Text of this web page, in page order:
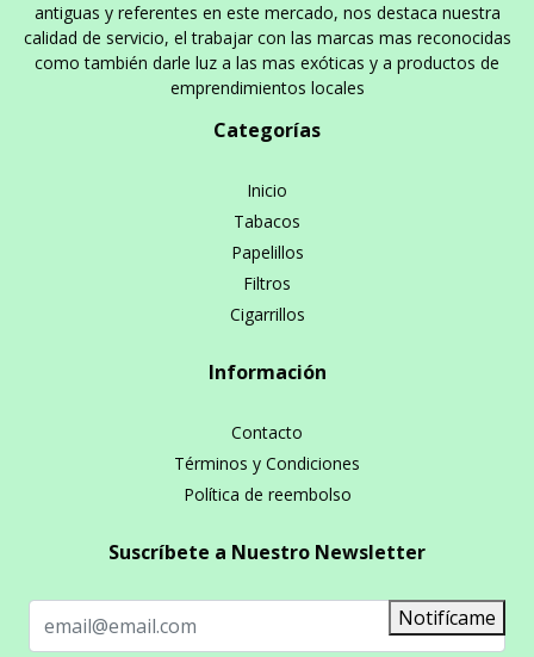
antiguas y referentes en este mercado, nos destaca nuestra
calidad de servicio, el trabajar con las marcas mas reconocidas
como también darle luz a las mas exóticas y a productos de
emprendimientos locales
Categorías
Inicio
Tabacos
Papelillos
Filtros
Cigarrillos
Información
Contacto
Términos y Condiciones
Política de reembolso
Suscríbete a Nuestro Newsletter
Notifícame